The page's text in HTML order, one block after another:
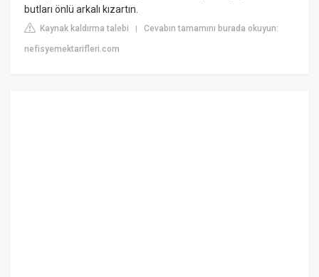
butları önlü arkalı kızartın.
Kaynak kaldırma talebi |Cevabın tamamını burada okuyun:
nefisyemektarifleri.com